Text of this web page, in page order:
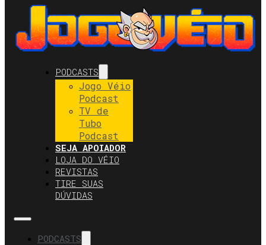
PODCASTS
Jogo Véio
Podcast
TV de
Tubo
Podcast
SEJA APOIADOR
LOJA DO VÉIO
REVISTAS
TIRE SUAS
DÚVIDAS
PODCASTS